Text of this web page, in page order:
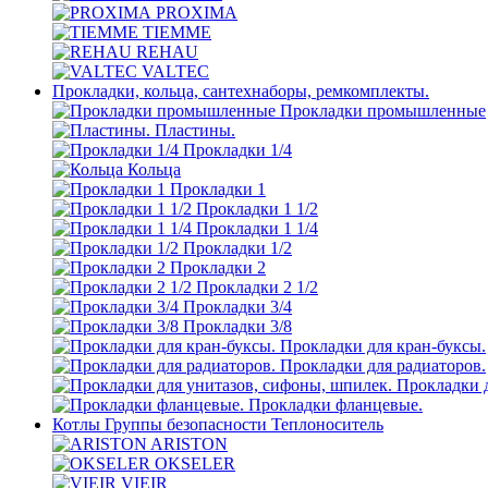
PROXIMA
TIEMME
REHAU
VALTEC
Прокладки, кольца, сантехнаборы, ремкомплекты.
Прокладки промышленные
Пластины.
Прокладки 1/4
Кольца
Прокладки 1
Прокладки 1 1/2
Прокладки 1 1/4
Прокладки 1/2
Прокладки 2
Прокладки 2 1/2
Прокладки 3/4
Прокладки 3/8
Прокладки для кран-буксы.
Прокладки для радиаторов.
Прокладки
Прокладки фланцевые.
Котлы Группы безопасности Теплоноситель
ARISTON
OKSELER
VIEIR